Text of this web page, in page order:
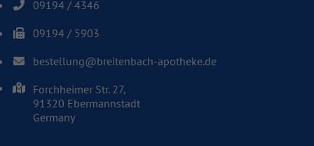
09194 / 4346
Telefonnummer: 0 9 1 9 4 4 3 4 6
09194 / 5903
Faxnummer: 0 9 1 9 4 5 9 0 3
bestellung@breitenbach-apotheke.de
E-Mail Adresse: bestellung@breitenbach-apotheke.de
Adresse:
Forchheimer Str. 27,
91320 , 9 1 3 2 0
Ebermannstadt
Germany